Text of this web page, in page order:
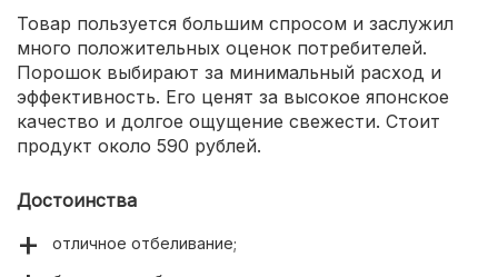
Товар пользуется большим спросом и заслужил
много положительных оценок потребителей.
Порошок выбирают за минимальный расход и
эффективность. Его ценят за высокое японское
качество и долгое ощущение свежести. Стоит
продукт около 590 рублей.
Достоинства
отличное отбеливание;